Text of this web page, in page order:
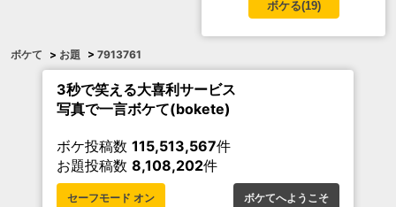
ボケる(19)
ボケて > お題 > 7913761
3秒で笑える大喜利サービス
写真で一言ボケて(bokete)
ボケ投稿数 115,513,567件
お題投稿数 8,108,202件
セーフモード オン ボケてへようこそ